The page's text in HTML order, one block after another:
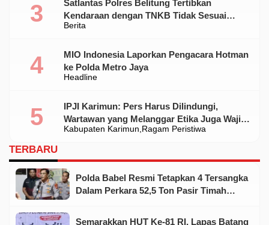
Berita
Satlantas Polres Belitung Tertibkan
Kendaraan dengan TNKB Tidak Sesuai
Standar
Headline
MIO Indonesia Laporkan Pengacara Hotman
ke Polda Metro Jaya
Kabupaten Karimun Ragam Peristiwa
IPJI Karimun: Pers Harus Dilindungi,
Wartawan yang Melanggar Etika Juga Wajib
Dikoreksi
TERBARU
Polda Babel Resmi Tetapkan 4 Tersangka
Dalam Perkara 52,5 Ton Pasir Timah
Semarakkan HUT Ke-81 RI, Lapas Batang